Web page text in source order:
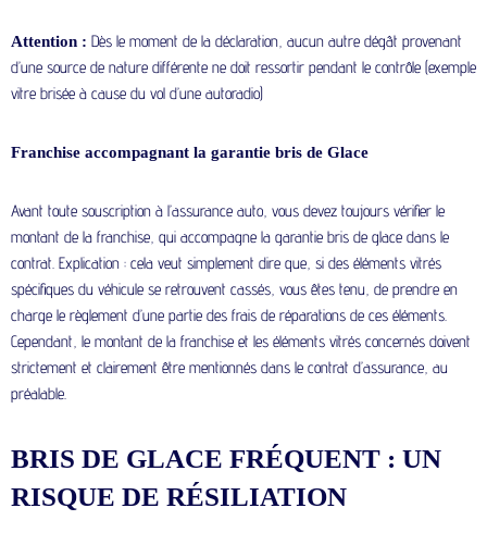
Attention : Dès le moment de la déclaration, aucun autre dégât provenant
d’une source de nature différente ne doit ressortir pendant le contrôle (exemple
vitre brisée à cause du vol d’une autoradio)
Franchise accompagnant la garantie bris de Glace
Avant toute souscription à l’assurance auto, vous devez toujours vérifier le
montant de la franchise, qui accompagne la garantie bris de glace dans le
contrat. Explication : cela veut simplement dire que, si des éléments vitrés
spécifiques du véhicule se retrouvent cassés, vous êtes tenu, de prendre en
charge le règlement d’une partie des frais de réparations de ces éléments.
Cependant, le montant de la franchise et les éléments vitrés concernés doivent
strictement et clairement être mentionnés dans le contrat d’assurance, au
préalable.
BRIS DE GLACE FRÉQUENT : UN
RISQUE DE RÉSILIATION